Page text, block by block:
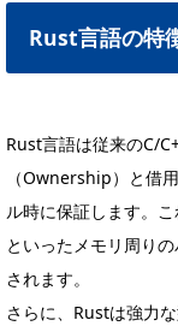
Rust言語の特
Rust言語は従来のC/
（Ownership）と借
ル時に保証します。
といったメモリ周り
されます。
さらに、Rustは強力